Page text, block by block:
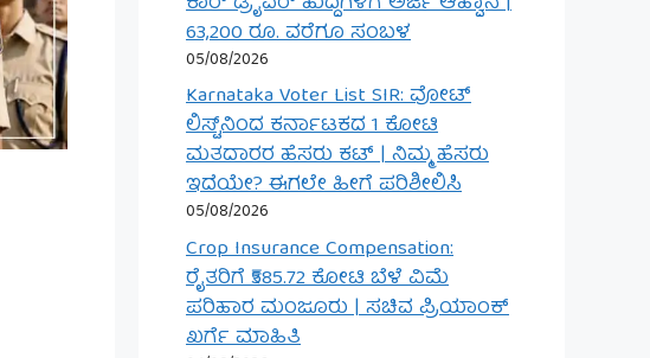
63,200 ರೂ. ವರೆಗೂ ಸಂಬಳ
05/08/2026
Karnataka Voter List SIR: ವೋಟ್
ಲಿಸ್ಟ್‌ನಿಂದ ಕರ್ನಾಟಕದ 1 ಕೋಟಿ
ಮತದಾರರ ಹೆಸರು ಕಟ್ | ನಿಮ್ಮ ಹೆಸರು
ಇದೆಯೇ? ಈಗಲೇ ಹೀಗೆ ಪರಿಶೀಲಿಸಿ
05/08/2026
Crop Insurance Compensation:
ರೈತರಿಗೆ ₹585.72 ಕೋಟಿ ಬೆಳೆ ವಿಮೆ
ಪರಿಹಾರ ಮಂಜೂರು | ಸಚಿವ ಪ್ರಿಯಾಂಕ್
ಖರ್ಗೆ ಮಾಹಿತಿ